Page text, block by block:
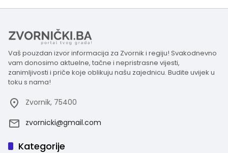
Vaš pouzdan izvor informacija za Zvornik i regiju! Svakodnevno
vam donosimo aktuelne, tačne i nepristrasne vijesti,
zanimljivosti i priče koje oblikuju našu zajednicu. Budite uvijek u
toku s nama!
Zvornik, 75400
zvornicki@gmail.com
Kategorije